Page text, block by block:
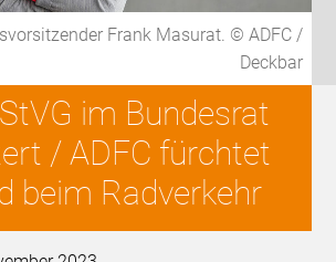
Frank Masurat. © ADFC /
Deckbar
im Bundesrat
/ ADFC fürchtet
beim Radverkehr